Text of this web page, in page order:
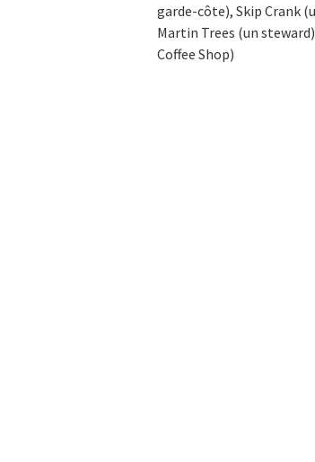
garde-côte), Skip Crank
Martin Trees (un
Coffee Shop)